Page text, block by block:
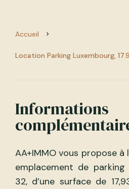
Accueil
Location Parking Luxembourg,
Informations
AA+IMMO vous propose
emplacement de
32, d’une surface de